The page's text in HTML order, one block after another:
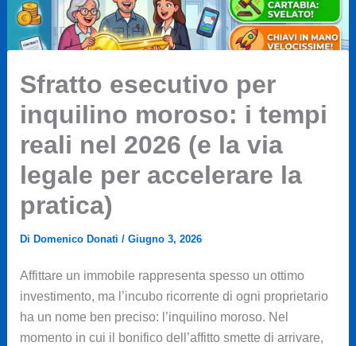
Sfratto esecutivo per
inquilino moroso: i tempi
reali nel 2026 (e la via
legale per accelerare la
pratica)
Di Domenico Donati / Giugno 3, 2026
Affittare un immobile rappresenta spesso un ottimo
investimento, ma l’incubo ricorrente di ogni proprietario
ha un nome ben preciso: l’inquilino moroso. Nel
momento in cui il bonifico dell’affitto smette di arrivare,